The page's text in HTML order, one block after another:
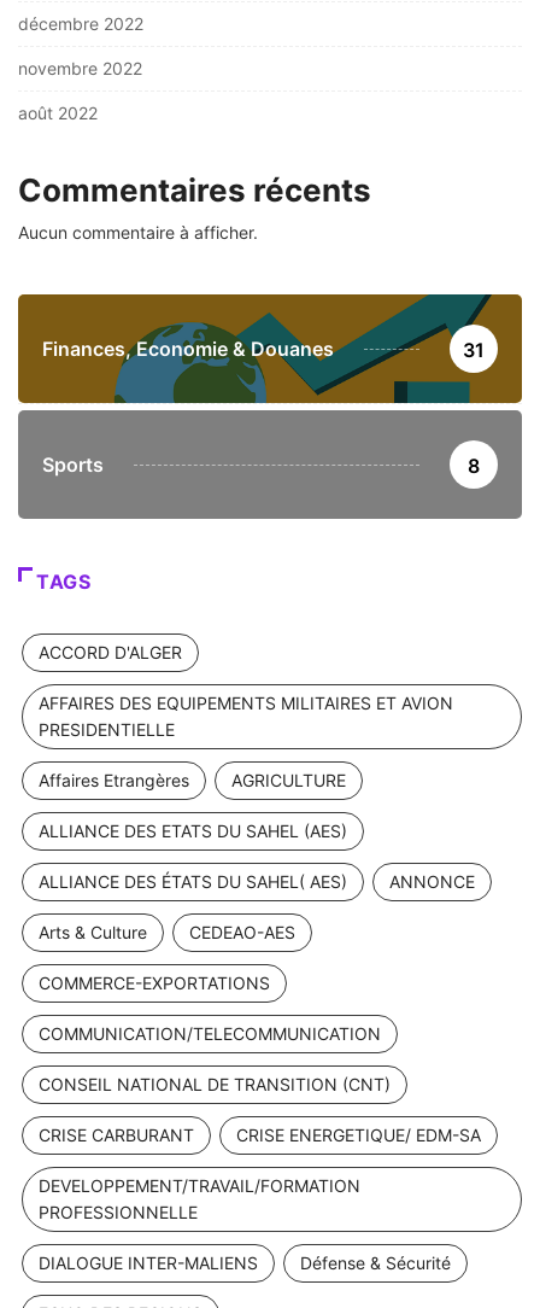
décembre 2022
novembre 2022
août 2022
Commentaires récents
Aucun commentaire à afficher.
Finances, Economie & Douanes 31
Sports 8
TAGS
ACCORD D'ALGER
AFFAIRES DES EQUIPEMENTS MILITAIRES ET AVION
PRESIDENTIELLE
Affaires Etrangères AGRICULTURE
ALLIANCE DES ETATS DU SAHEL (AES)
ALLIANCE DES ÉTATS DU SAHEL( AES) ANNONCE
Arts & Culture CEDEAO-AES
COMMERCE-EXPORTATIONS
COMMUNICATION/TELECOMMUNICATION
CONSEIL NATIONAL DE TRANSITION (CNT)
CRISE CARBURANT CRISE ENERGETIQUE/ EDM-SA
DEVELOPPEMENT/TRAVAIL/FORMATION
PROFESSIONNELLE
DIALOGUE INTER-MALIENS Défense & Sécurité